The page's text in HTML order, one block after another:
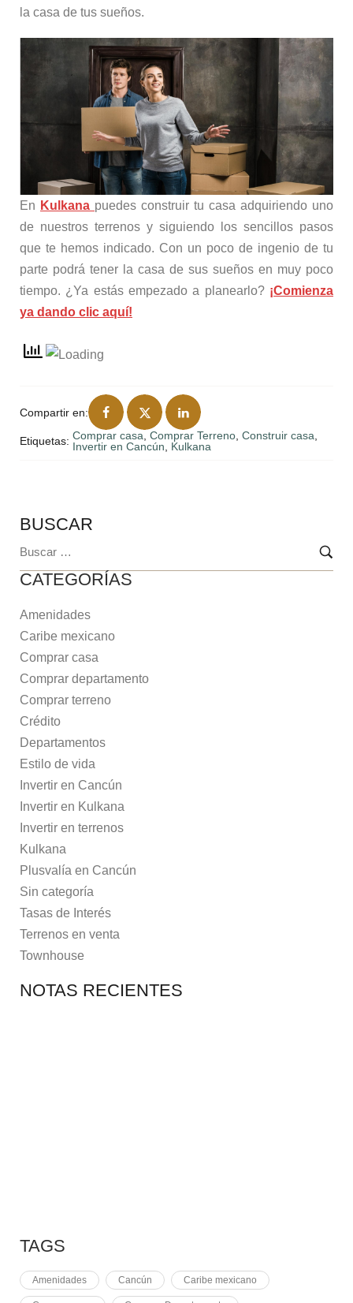
la casa de tus sueños.
En Kulkana puedes construir tu casa adquiriendo uno
de nuestros terrenos y siguiendo los sencillos pasos
que te hemos indicado. Con un poco de ingenio de tu
parte podrá tener la casa de sus sueños en muy poco
tiempo. ¿Ya estás empezado a planearlo? ¡Comienza
ya dando clic aquí!
Compartir en:
Etiquetas: Comprar casa, Comprar Terreno, Construir casa,
Invertir en Cancún, Kulkana
BUSCAR
CATEGORÍAS
Amenidades
Caribe mexicano
Comprar casa
Comprar departamento
Comprar terreno
Crédito
Departamentos
Estilo de vida
Invertir en Cancún
Invertir en Kulkana
Invertir en terrenos
Kulkana
Plusvalía en Cancún
Sin categoría
Tasas de Interés
Terrenos en venta
Townhouse
NOTAS RECIENTES
TAGS
Amenidades Cancún Caribe mexicano